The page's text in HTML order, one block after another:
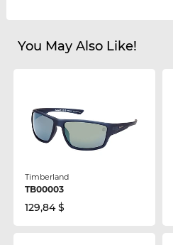
You May Also Like!
Timberland
TB00003
129,84 $